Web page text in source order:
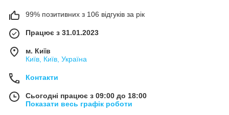
99% позитивних з 106 відгуків за рік
Працює з 31.01.2023
м. Київ
Київ, Київ, Україна
Контакти
Сьогодні працює з 09:00 до 18:00
Показати весь графік роботи